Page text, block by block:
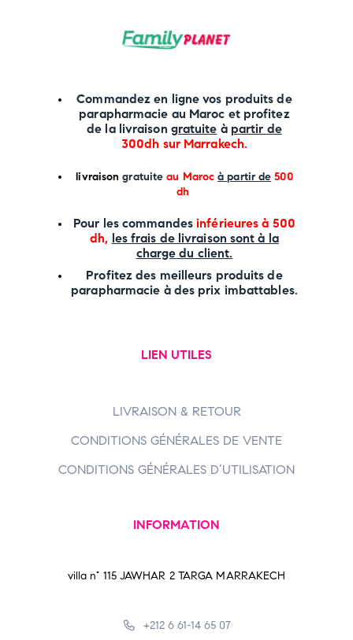
Commandez en ligne vos produits de
parapharmacie au Maroc et profitez
de la livraison gratuite à partir de
300dh sur Marrakech.
livraison gratuite au Maroc à partir de 500
dh
Pour les commandesinférieures à 500
dh, les frais de livraison sont à la
charge du client.
Profitez des meilleurs produits de
parapharmacie à des prix imbattables.
LIEN UTILES
LIVRAISON & RETOUR
CONDITIONS GÉNÉRALES DE VENTE
CONDITIONS GÉNÉRALES D’UTILISATION
INFORMATION
villa n° 115 JAWHAR 2 TARGA MARRAKECH
+212 6 61-14 65 07